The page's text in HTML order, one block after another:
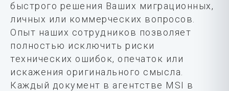
быстрого решения Ваших миграционных,
личных или коммерческих вопросов.
Опыт наших сотрудников позволяет
полностью исключить риски
технических ошибок, опечаток или
искажения оригинального смысла.
Каждый документ в агентстве MSI в